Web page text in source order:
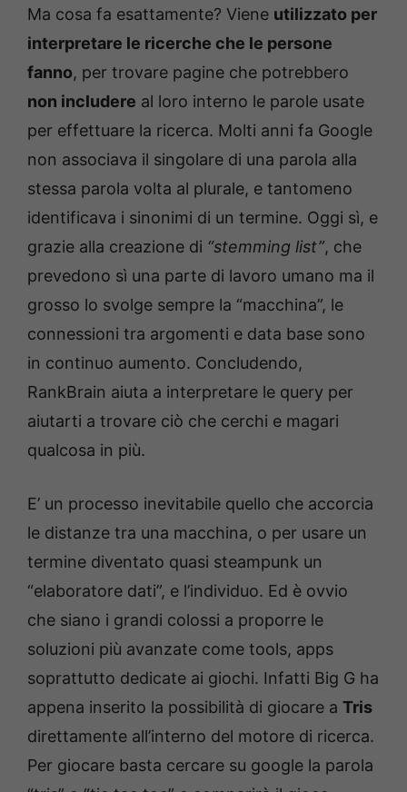
Ma cosa fa esattamente? Viene utilizzato per
interpretare le ricerche che le persone
fanno, per trovare pagine che potrebbero
non includere al loro interno le parole usate
per effettuare la ricerca. Molti anni fa Google
non associava il singolare di una parola alla
stessa parola volta al plurale, e tantomeno
identificava i sinonimi di un termine. Oggi sì, e
grazie alla creazione di “stemming list”, che
prevedono sì una parte di lavoro umano ma il
grosso lo svolge sempre la “macchina”, le
connessioni tra argomenti e data base sono
in continuo aumento. Concludendo,
RankBrain aiuta a interpretare le query per
aiutarti a trovare ciò che cerchi e magari
qualcosa in più.
E’ un processo inevitabile quello che accorcia
le distanze tra una macchina, o per usare un
termine diventato quasi steampunk un
“elaboratore dati”, e l’individuo. Ed è ovvio
che siano i grandi colossi a proporre le
soluzioni più avanzate come tools, apps
soprattutto dedicate ai giochi. Infatti Big G ha
appena inserito la possibilità di giocare a Tris
direttamente all’interno del motore di ricerca.
Per giocare basta cercare su google la parola